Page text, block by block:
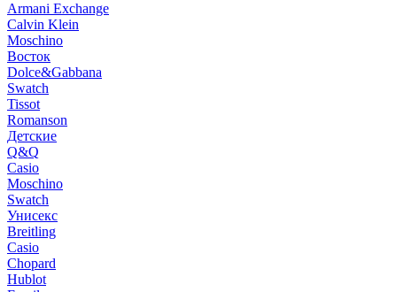
Armani Exchange
Calvin Klein
Moschino
Восток
Dolce&Gabbana
Swatch
Tissot
Romanson
Детские
Q&Q
Casio
Moschino
Swatch
Унисекс
Breitling
Casio
Chopard
Hublot